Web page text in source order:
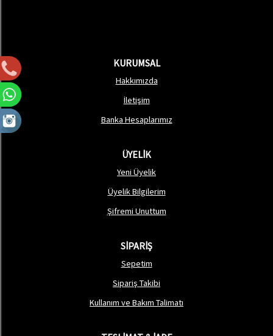
KURUMSAL
Hakkımızda
İletişim
Banka Hesaplarımız
ÜYELİK
Yeni Üyelik
Üyelik Bilgilerim
Şifremi Unuttum
SİPARİŞ
Sepetim
Sipariş Takibi
Kullanım ve Bakım Talimatı